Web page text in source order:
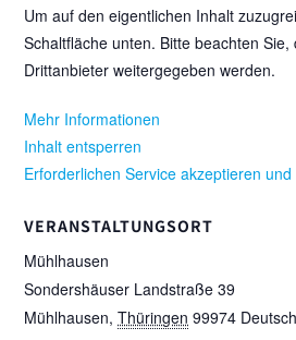
VERANSTALTUNGSORT
Mühlhausen
Sondershäuser Landstraße 39
Mühlhausen, Thüringen 99974
Um auf den eigentlichen Inhalt
Schaltfläche unten. Bitte beachten
Drittanbieter weitergegeben werden.
Mehr Informationen
Inhalt entsperren
Erforderlichen Service akzeptieren